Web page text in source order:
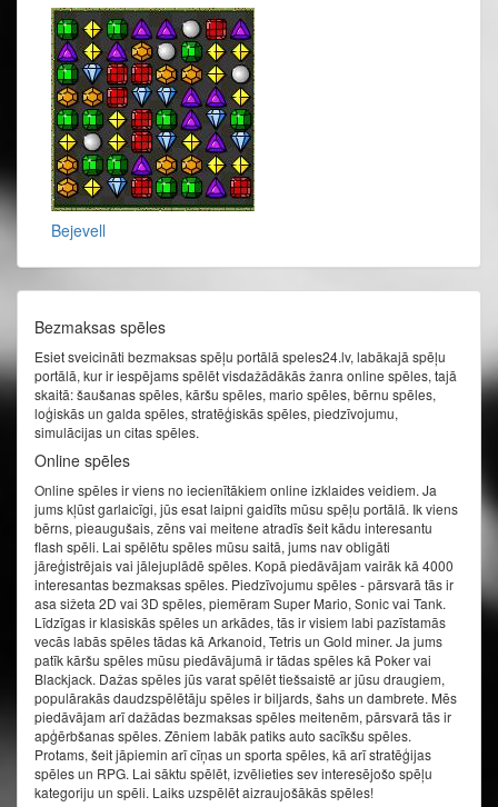
Bejevell
Bezmaksas spēles
Esiet sveicināti bezmaksas spēļu portālā speles24.lv, labākajā spēļu
portālā, kur ir iespējams spēlēt visdažādākās žanra online spēles, tajā
skaitā: šaušanas spēles, kāršu spēles, mario spēles, bērnu spēles,
loģiskās un galda spēles, stratēģiskās spēles, piedzīvojumu,
simulācijas un citas spēles.
Online spēles
Online spēles ir viens no iecienītākiem online izklaides veidiem. Ja
jums kļūst garlaicīgi, jūs esat laipni gaidīts mūsu spēļu portālā. Ik viens
bērns, pieaugušais, zēns vai meitene atradīs šeit kādu interesantu
flash spēli. Lai spēlētu spēles mūsu saitā, jums nav obligāti
jāreģistrējais vai jālejuplādē spēles. Kopā piedāvājam vairāk kā 4000
interesantas bezmaksas spēles. Piedzīvojumu spēles - pārsvarā tās ir
asa sižeta 2D vai 3D spēles, piemēram Super Mario, Sonic vai Tank.
Līdzīgas ir klasiskās spēles un arkādes, tās ir visiem labi pazīstamās
vecās labās spēles tādas kā Arkanoid, Tetris un Gold miner. Ja jums
patīk kāršu spēles mūsu piedāvājumā ir tādas spēles kā Poker vai
Blackjack. Dažas spēles jūs varat spēlēt tiešsaistē ar jūsu draugiem,
populārakās daudzspēlētāju spēles ir biljards, šahs un dambrete. Mēs
piedāvājam arī dažādas bezmaksas spēles meitenēm, pārsvarā tās ir
apģērbšanas spēles. Zēniem labāk patiks auto sacīkšu spēles.
Protams, šeit jāpiemin arī cīņas un sporta spēles, kā arī stratēģijas
spēles un RPG. Lai sāktu spēlēt, izvēlieties sev interesējošo spēļu
kategoriju un spēli. Laiks uzspēlēt aizraujošākās spēles!